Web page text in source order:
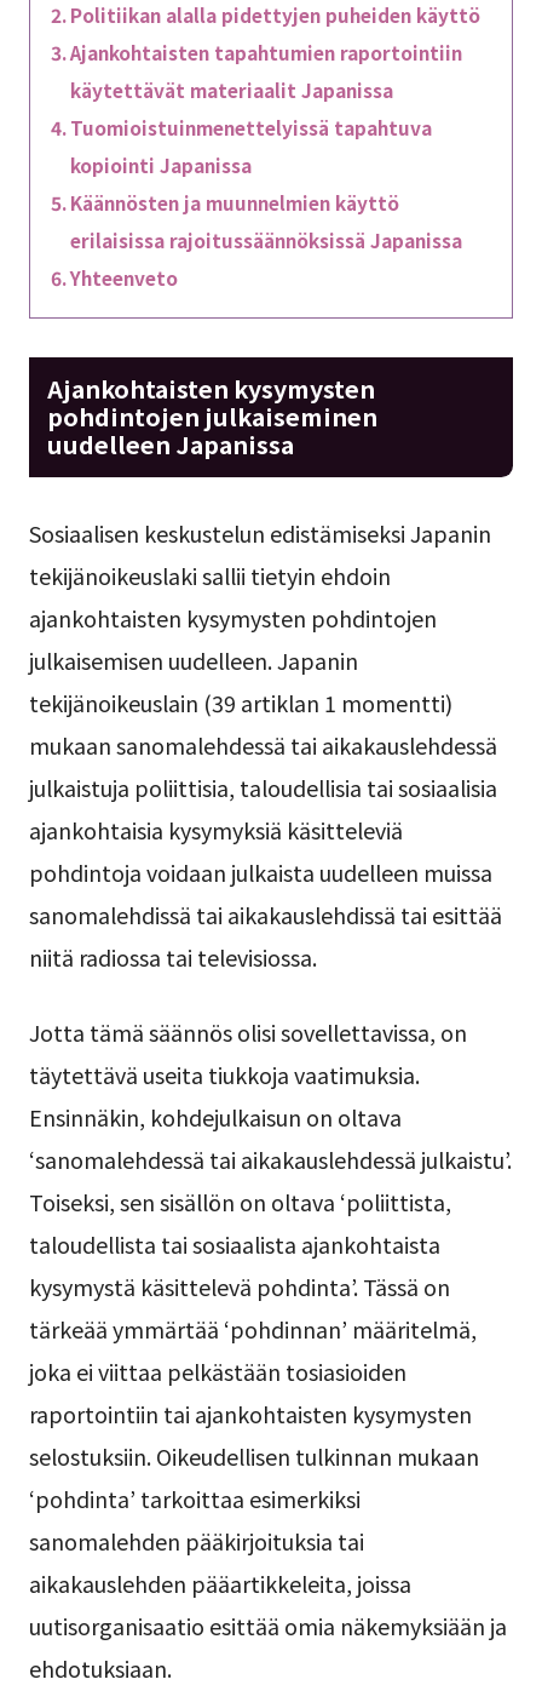
Politiikan alalla pidettyjen puheiden käyttö
Ajankohtaisten tapahtumien raportointiin
käytettävät materiaalit Japanissa
Tuomioistuinmenettelyissä tapahtuva
kopiointi Japanissa
Käännösten ja muunnelmien käyttö
erilaisissa rajoitussäännöksissä Japanissa
Yhteenveto
Ajankohtaisten kysymysten
pohdintojen julkaiseminen
uudelleen Japanissa
Sosiaalisen keskustelun edistämiseksi Japanin
tekijänoikeuslaki sallii tietyin ehdoin
ajankohtaisten kysymysten pohdintojen
julkaisemisen uudelleen. Japanin
tekijänoikeuslain (39 artiklan 1 momentti)
mukaan sanomalehdessä tai aikakauslehdessä
julkaistuja poliittisia, taloudellisia tai sosiaalisia
ajankohtaisia kysymyksiä käsitteleviä
pohdintoja voidaan julkaista uudelleen muissa
sanomalehdissä tai aikakauslehdissä tai esittää
niitä radiossa tai televisiossa.
Jotta tämä säännös olisi sovellettavissa, on
täytettävä useita tiukkoja vaatimuksia.
Ensinnäkin, kohdejulkaisun on oltava
‘sanomalehdessä tai aikakauslehdessä julkaistu’.
Toiseksi, sen sisällön on oltava ‘poliittista,
taloudellista tai sosiaalista ajankohtaista
kysymystä käsittelevä pohdinta’. Tässä on
tärkeää ymmärtää ‘pohdinnan’ määritelmä,
joka ei viittaa pelkästään tosiasioiden
raportointiin tai ajankohtaisten kysymysten
selostuksiin. Oikeudellisen tulkinnan mukaan
‘pohdinta’ tarkoittaa esimerkiksi
sanomalehden pääkirjoituksia tai
aikakauslehden pääartikkeleita, joissa
uutisorganisaatio esittää omia näkemyksiään ja
ehdotuksiaan.